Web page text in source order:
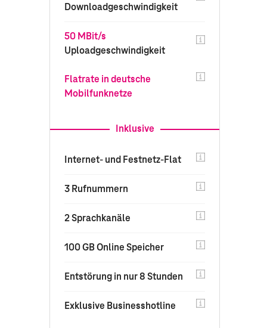
Downloadgeschwindigkeit
50 MBit/s
Uploadgeschwindigkeit
Flatrate in deutsche
Mobilfunknetze
Inklusive
Internet- und Festnetz-Flat
3 Rufnummern
2 Sprachkanäle
100 GB Online Speicher
Entstörung in nur 8 Stunden
Exklusive Businesshotline